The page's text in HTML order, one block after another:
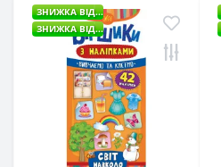
ЗНИЖКА ВІД...
ЗНИЖКА ВІД...